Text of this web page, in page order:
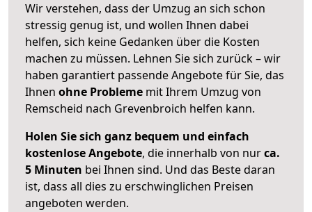
Wir verstehen, dass der Umzug an sich schon
stressig genug ist, und wollen Ihnen dabei
helfen, sich keine Gedanken über die Kosten
machen zu müssen. Lehnen Sie sich zurück – wir
haben garantiert passende Angebote für Sie, das
Ihnen ohne Probleme mit Ihrem Umzug von
Remscheid nach Grevenbroich helfen kann.
Holen Sie sich ganz bequem und einfach
kostenlose Angebote, die innerhalb von nurca.
5 Minuten bei Ihnen sind. Und das Beste daran
ist, dass all dies zu erschwinglichen Preisen
angeboten werden.